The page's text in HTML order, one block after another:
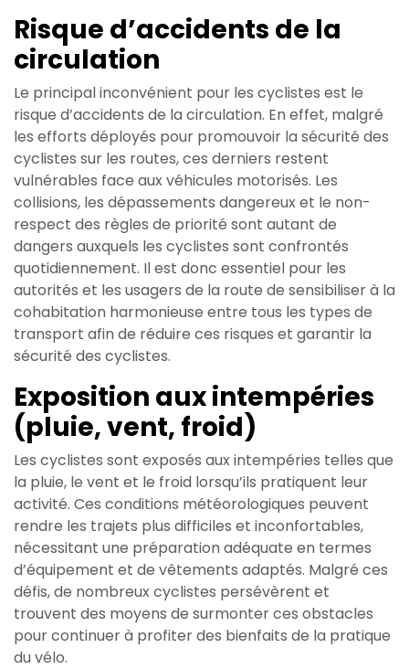
Risque d’accidents de la
circulation
Le principal inconvénient pour les cyclistes est le
risque d’accidents de la circulation. En effet, malgré
les efforts déployés pour promouvoir la sécurité des
cyclistes sur les routes, ces derniers restent
vulnérables face aux véhicules motorisés. Les
collisions, les dépassements dangereux et le non-
respect des règles de priorité sont autant de
dangers auxquels les cyclistes sont confrontés
quotidiennement. Il est donc essentiel pour les
autorités et les usagers de la route de sensibiliser à la
cohabitation harmonieuse entre tous les types de
transport afin de réduire ces risques et garantir la
sécurité des cyclistes.
Exposition aux intempéries
(pluie, vent, froid)
Les cyclistes sont exposés aux intempéries telles que
la pluie, le vent et le froid lorsqu’ils pratiquent leur
activité. Ces conditions météorologiques peuvent
rendre les trajets plus difficiles et inconfortables,
nécessitant une préparation adéquate en termes
d’équipement et de vêtements adaptés. Malgré ces
défis, de nombreux cyclistes persévèrent et
trouvent des moyens de surmonter ces obstacles
pour continuer à profiter des bienfaits de la pratique
du vélo.